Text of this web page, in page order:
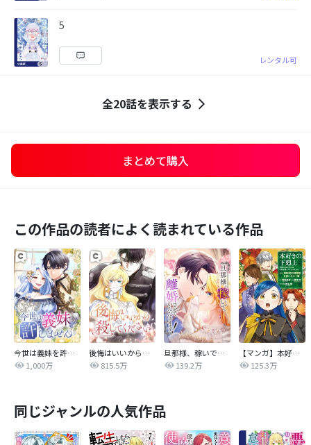
5
レンタル可
全20話を表示する
まとめて購入
この作品の読者によく読まれている作品
今世は義妹を許しません
1,000万
後悔はいいから殺してください
815.5万
旦那様、稼いで離婚させていただきます！
139.2万
【マンガ】本好きの下剋上 第四部
125.3万
同じジャンルの人気作品